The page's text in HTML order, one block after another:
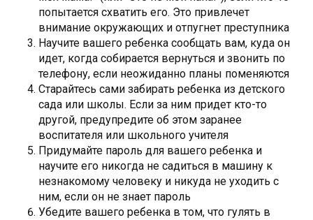
попытается схватить его. Это привлечет
внимание окружающих и отпугнет преступника
Научите вашего ребенка сообщать вам, куда он
идет, когда собирается вернуться и звонить по
телефону, если неожиданно планы поменяются
Старайтесь сами забирать ребенка из детского
сада или школы. Если за ним придет кто-то
другой, предупредите об этом заранее
воспитателя или школьного учителя
Придумайте пароль для вашего ребенка и
научите его никогда не садиться в машину к
незнакомому человеку и никуда не уходить с
ним, если он не знает пароль
Убедите вашего ребенка в том, что гулять в